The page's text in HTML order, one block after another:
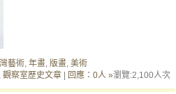
藝術, 年畫, 版畫, 美術
觀察室歷史文章| 回應：0人 »瀏覽:2,100人次